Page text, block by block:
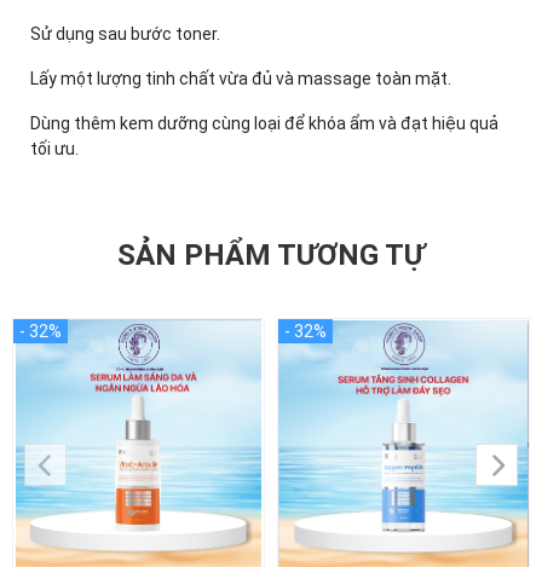
Sử dụng sau bước toner.
Lấy một lượng tinh chất vừa đủ và massage toàn mặt.
Dùng thêm kem dưỡng cùng loại để khóa ẩm và đạt hiệu quả
tối ưu.
SẢN PHẨM TƯƠNG TỰ